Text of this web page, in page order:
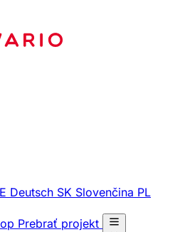
Deutsch SK Slovenčina PL
Prebrať projekt